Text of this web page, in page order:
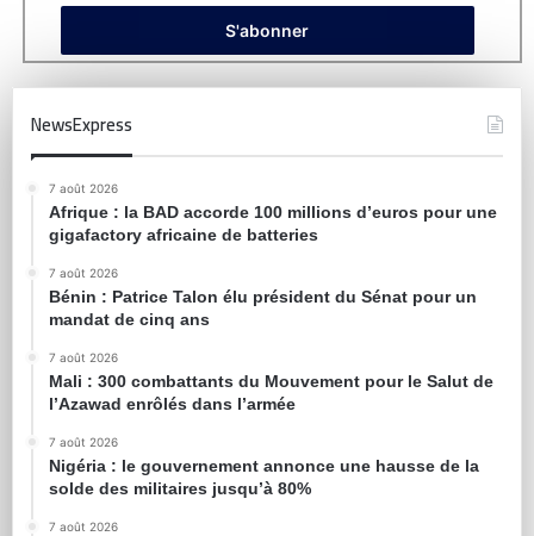
NewsExpress
7 août 2026
Afrique : la BAD accorde 100 millions d’euros pour une
gigafactory africaine de batteries
7 août 2026
Bénin : Patrice Talon élu président du Sénat pour un
mandat de cinq ans
7 août 2026
Mali : 300 combattants du Mouvement pour le Salut de
l’Azawad enrôlés dans l’armée
7 août 2026
Nigéria : le gouvernement annonce une hausse de la
solde des militaires jusqu’à 80%
7 août 2026